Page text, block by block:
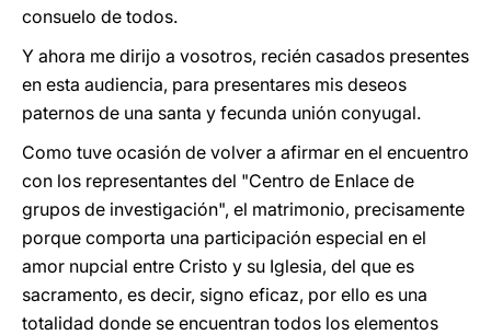
consuelo de todos.
Y ahora me dirijo a vosotros, recién casados presentes
en esta audiencia, para presentares mis deseos
paternos de una santa y fecunda unión conyugal.
Como tuve ocasión de volver a afirmar en el encuentro
con los representantes del "Centro de Enlace de
grupos de investigación", el matrimonio, precisamente
porque comporta una participación especial en el
amor nupcial entre Cristo y su Iglesia, del que es
sacramento, es decir, signo eficaz, por ello es una
totalidad donde se encuentran todos los elementos